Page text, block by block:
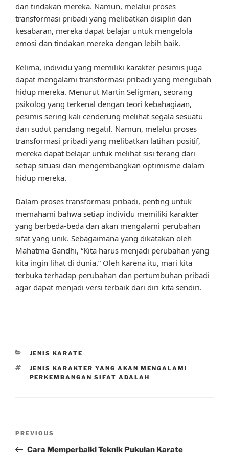
dan tindakan mereka. Namun, melalui proses
transformasi pribadi yang melibatkan disiplin dan
kesabaran, mereka dapat belajar untuk mengelola
emosi dan tindakan mereka dengan lebih baik.
Kelima, individu yang memiliki karakter pesimis juga
dapat mengalami transformasi pribadi yang mengubah
hidup mereka. Menurut Martin Seligman, seorang
psikolog yang terkenal dengan teori kebahagiaan,
pesimis sering kali cenderung melihat segala sesuatu
dari sudut pandang negatif. Namun, melalui proses
transformasi pribadi yang melibatkan latihan positif,
mereka dapat belajar untuk melihat sisi terang dari
setiap situasi dan mengembangkan optimisme dalam
hidup mereka.
Dalam proses transformasi pribadi, penting untuk
memahami bahwa setiap individu memiliki karakter
yang berbeda-beda dan akan mengalami perubahan
sifat yang unik. Sebagaimana yang dikatakan oleh
Mahatma Gandhi, “Kita harus menjadi perubahan yang
kita ingin lihat di dunia.” Oleh karena itu, mari kita
terbuka terhadap perubahan dan pertumbuhan pribadi
agar dapat menjadi versi terbaik dari diri kita sendiri.
CATEGORIES
JENIS KARATE
TAGS
JENIS KARAKTER YANG AKAN MENGALAMI
PERKEMBANGAN SIFAT ADALAH
Previous
Post
PREVIOUS
Cara Memperbaiki Teknik Pukulan Karate